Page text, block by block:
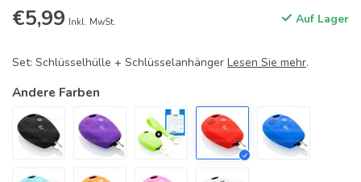
€5,99 Inkl. MwSt. Auf Lager
Set: Schlüsselhülle + Schlüsselanhänger Lesen Sie mehr.
Andere Farben